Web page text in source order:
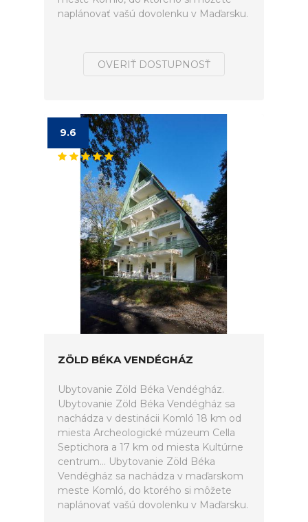
naplánovať vašú dovolenku v Maďarsku.
OVERIŤ DOSTUPNOSŤ
9.6
ZÖLD BÉKA VENDÉGHÁZ
Ubytovanie Zöld Béka Vendégház.
Ubytovanie Zöld Béka Vendégház sa
nachádza v destinácii Komló 18 km od
miesta Archeologické múzeum Cella
Septichora a 17 km od miesta Kultúrne
centrum... Ubytovanie Zöld Béka
Vendégház sa nachádza v maďarskom
meste Komló, do ktorého si môžete
naplánovať vašú dovolenku v Maďarsku.